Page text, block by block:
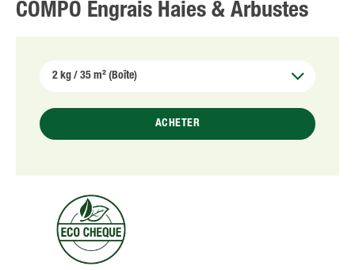
COMPO Engrais Haies & Arbustes
ACHETER